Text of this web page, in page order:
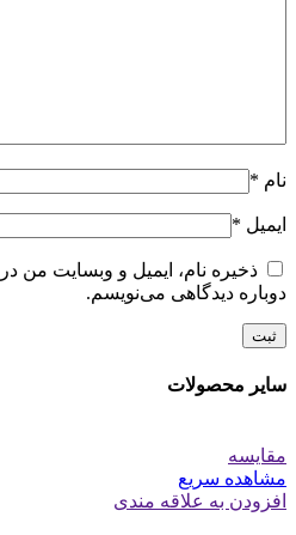
نام *
ایمیل *
ذخیره نام، ایمیل و وبسایت من
دوباره دیدگاهی می‌نویسم.
سایر محصولات
مقایسه
مشاهده سریع
افزودن به علاقه مندی